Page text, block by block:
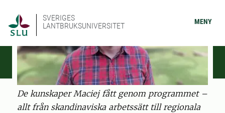
SVERIGES
LANTBRUKSUNIVERSITET
MENY
De kunskaper Maciej fått genom programmet –
allt från skandinaviska arbetssätt till regionala